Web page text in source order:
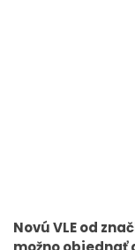
Novú VLE od